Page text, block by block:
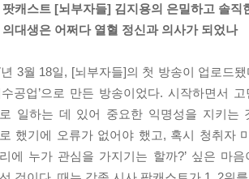
치 통화 종료음처럼 따라붙는 욕설이 하루 종
이런 면접 자리가 또 있을까 싶다. 한 명의
더 파고드는 질문이 돌아온다. 그 자신도 완
에 동아리 모임에서 왜 그런 모습을 보인 거
스스로는 모르고 있던, 그 자신에 대한 타
지원한 동기들 사이에서 같이 일하고 싶지
팟캐스트 [뇌부자들] 김지용의 은밀하고 솔직
의대생은 어쩌다 열혈 정신과 의사가 되었나
년 3월 18일, [뇌부자들]의 첫 방송이 업로드
수공업’으로 만든 방송이었다. 시작하면서
일하는 데 있어 중요한 익명성을 지키는
했기에 오류가 없어야 했고, 혹시 청취자
에 누가 관심을 가지기는 할까?’ 싶은 마